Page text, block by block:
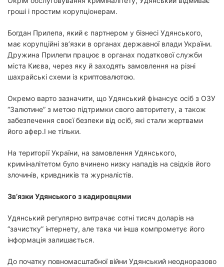
гроші і простим корупціонерам.
Богдан Прилепа, який є партнером у бізнесі Удянського,
має корупційні зв’язки в органах державної влади України.
Дружина Прилепи працює в органах податкової служби
міста Києва, через яку й заходять замовлення на різні
шахрайські схеми із криптовалютою.
Окремо варто зазначити, що Удянський фінансує осіб з ОЗУ
“Залютине” з метою підтримки свого авторитету, а також
забезпечення своєї безпеки від осіб, які стали жертвами
його афер.І не тільки.
На території України, на замовлення Удянського,
криміналітетом було вчинено низку нападів на свідків його
злочинів, кривдників та журналістів.
Зв’язки Удянського з кадировцями
Удянський регулярно витрачає сотні тисяч доларів на
“зачистку” інтернету, але така чи інша компрометує його
інформація залишається.
До початку повномасштабної війни Удянський неодноразово